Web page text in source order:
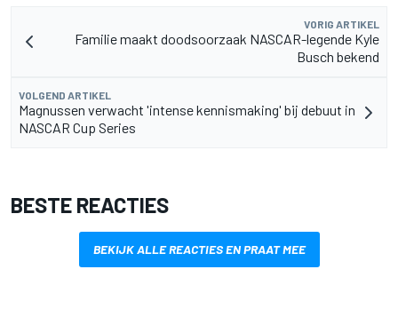
VORIG ARTIKEL
Familie maakt doodsoorzaak NASCAR-legende Kyle
Busch bekend
VOLGEND ARTIKEL
Magnussen verwacht 'intense kennismaking' bij debuut in
NASCAR Cup Series
BESTE REACTIES
BEKIJK ALLE REACTIES EN PRAAT MEE